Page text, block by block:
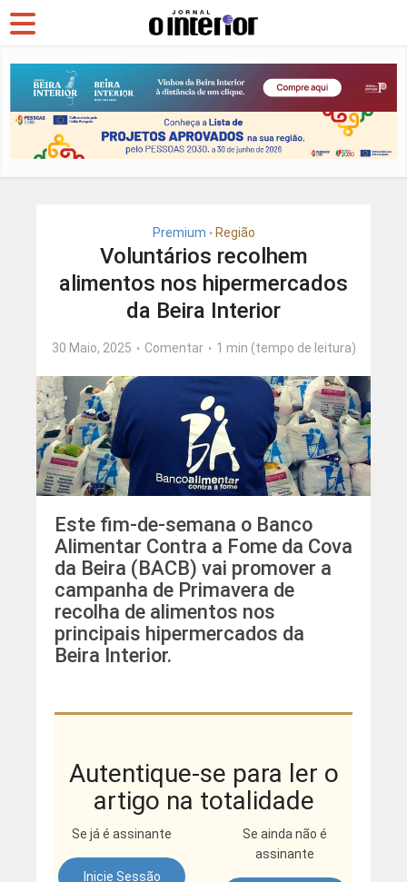
Premium • Região
Voluntários recolhem
alimentos nos hipermercados
da Beira Interior
30 Maio, 2025 Comentar 1 min (tempo de leitura)
Este fim-de-semana o Banco
Alimentar Contra a Fome da Cova
da Beira (BACB) vai promover a
campanha de Primavera de
recolha de alimentos nos
principais hipermercados da
Beira Interior.
Autentique-se para ler o
artigo na totalidade
Se já é assinante
Inicie Sessão
Se ainda não é
assinante